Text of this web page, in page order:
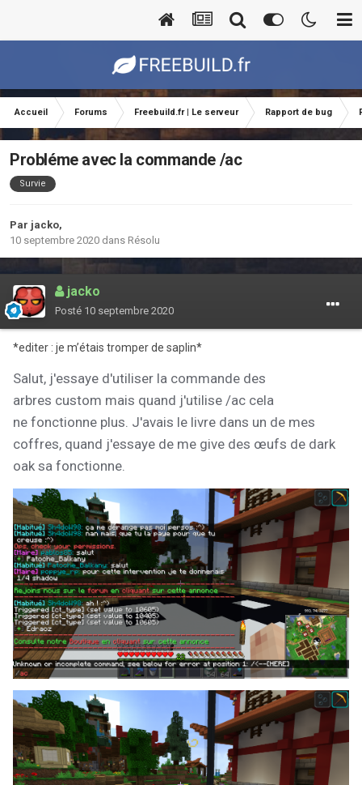
Accueil Forums Freebuild.fr | Le serveur Rapport de bug
Probléme avec la commande /ac
Survie
Par jacko,
10 septembre 2020 dans Résolu
jacko
Posté 10 septembre 2020
*editer : je m’étais tromper de saplin*
Salut, j'essaye d'utiliser la commande des
arbres custom mais quand j'utilise /ac cela
ne fonctionne plus. J'avais le livre dans un de mes
coffres, quand j'essaye de me give des œufs de dark
oak sa fonctionne.